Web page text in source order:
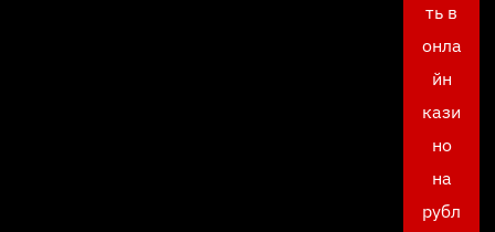
ть в
онла
йн
кази
но
на
рубл